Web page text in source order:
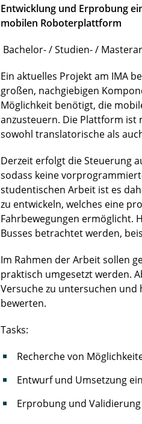
Entwicklung und Erprobung
mobilen Roboterplattform
Bachelor- / Studien- /
Ein aktuelles Projekt am IMA
großen, nachgiebigen
Möglichkeit benötigt, die
anzusteuern. Die Plattform ist
sowohl translatorische als
Derzeit erfolgt die Steuerung
sodass keine
studentischen Arbeit ist es
zu entwickeln, welches eine
Fahrbewegungen ermöglicht.
Busses betrachtet werden,
Im Rahmen der Arbeit sollen
praktisch umgesetzt werden.
Versuche zu untersuchen
bewerten.
Tasks:
Recherche von
Entwurf und Umsetzung
Erprobung und